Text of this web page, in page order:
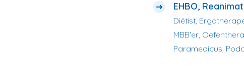
EHBO,
Diëtist,
MBB'er,
Paramedicus,